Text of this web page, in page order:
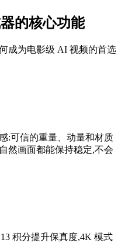
的核心功能
成为电影级 AI 视频的首选
:可信的重量、动量和材质
然画面都能保持稳定,不会
积分提升保真度,4K 模式